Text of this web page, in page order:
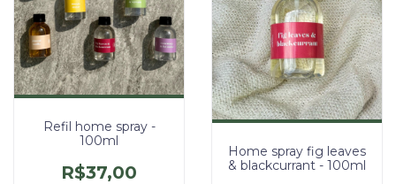
Refil home spray -
100ml
R$37,00
Home spray fig leaves
& blackcurrant - 100ml